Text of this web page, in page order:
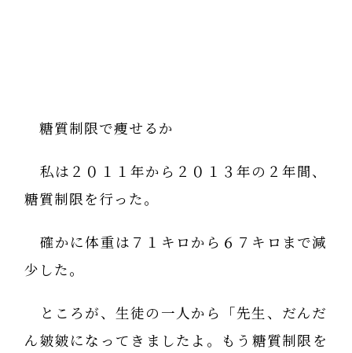
糖質制限で痩せるか
私は２０１１年から２０１３年の２年間、
糖質制限を行った。
確かに体重は７１キロから６７キロまで減
少した。
ところが、生徒の一人から「先生、だんだ
ん皴皴になってきましたよ。もう糖質制限を